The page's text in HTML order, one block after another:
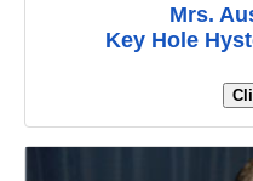
Mrs.
Key Hole